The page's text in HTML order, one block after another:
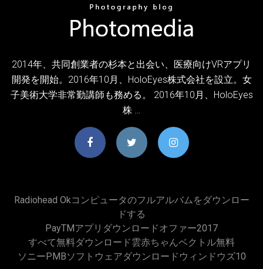
2014年、共同創業者の杉本と出会い、医療向けVRアプリ
開発を開始。2016年10月、HoloEyes株式会社を設立。女
子美術大学非常勤講師も務める。 2016年10月、HoloEyes
株 …
Radiohead Okコンピュータのフルアルバムをダウンロー
ドする
PayTMアプリダウンロードオファー2017
すべて無料ダウンロード雲赤ちゃんベクトル無料
ソニーPMBソフトウェアダウンロードウィンドウズ10